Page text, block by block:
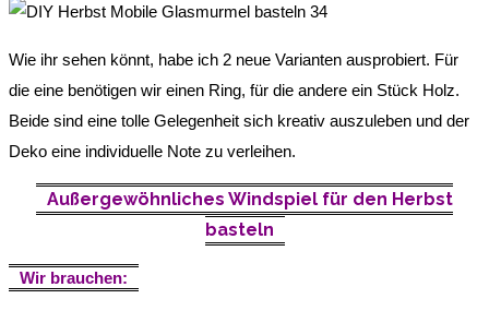
Wie ihr sehen könnt, habe ich 2 neue Varianten ausprobiert. Für
die eine benötigen wir einen Ring, für die andere ein Stück Holz.
Beide sind eine tolle Gelegenheit sich kreativ auszuleben und der
Deko eine individuelle Note zu verleihen.
Außergewöhnliches Windspiel für den Herbst
basteln
Wir brauchen: